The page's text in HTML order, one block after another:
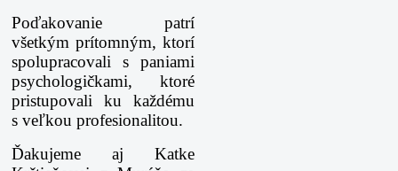
Poďakovanie patrí
všetkým prítomným, ktorí
spolupracovali s paniami
psychologičkami, ktoré
pristupovali ku každému
s veľkou profesionalitou.
Ďakujeme aj Katke